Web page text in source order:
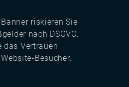
riskieren Sie
nach DSGVO.
das Vertrauen
Besucher.